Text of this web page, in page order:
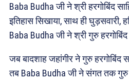
Baba Budha जी ने श्री हरगोबिंद
इतिहास सिखाया, साथ ही घुड़सवारी,
Baba Budha जी ने श्री गुरु
जब बादशाह जहांगीर ने गुरु हरगोबिंद
तब Baba Budha जी ने संगत तक गुरु